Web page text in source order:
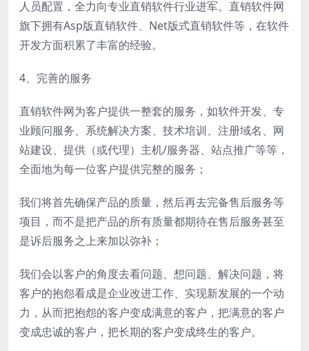
人员配置，全力向专业直销软件行业进军。直销软件网
旗下拥有Asp版直销软件、Net版式直销软件等，在软件
开发方面积累了丰富的经验。
4、完善的服务
直销软件网为客户提供一整套的服务，如软件开发、专
业顾问服务、系统解决方案、技术培训、注册域名、网
站建设、提供（或代理）主机/服务器、站点推广等等，
全面地为每一位客户提供完整的服务；
我们将首先确保产品的质量，然后再去完备售后服务等
项目，而不是把产品的所有质量都期待在售后服务甚至
是诉后服务之上来加以弥补；
我们会以客户的角度去看问题、想问题、解决问题，将
客户的抱怨看成是企业改进工作、实现新发展的一个动
力，从而把抱怨的客户变成满意的客户，把满意的客户
变成忠诚的客户，把长期的客户变成终生的客户。